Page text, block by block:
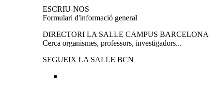
ESCRIU-NOS
Formulari d'informació general
DIRECTORI LA SALLE CAMPUS BARCELONA
Cerca organismes, professors, investigadors...
SEGUEIX LA SALLE BCN